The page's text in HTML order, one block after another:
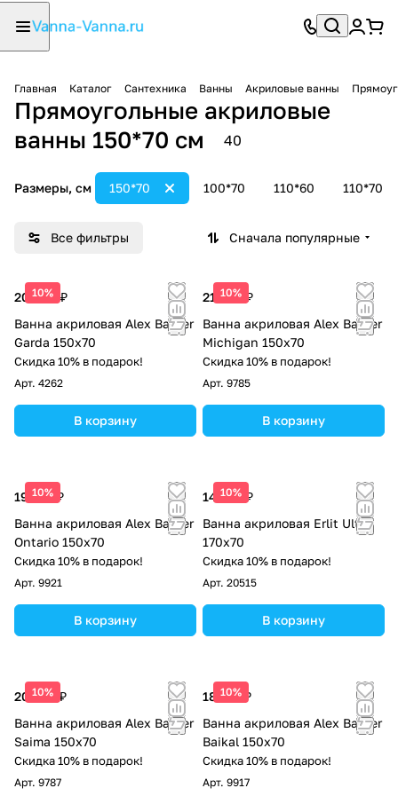
Главная Каталог Сантехника Ванны Акриловые ванны
Прямоугольные акриловые
ванны 150*70 см
40
Размеры, см 100*70 110*60 110*70
150*70
Все фильтры Сначала популярные
10%
20 868 ₽
Ванна акриловая Alex Baitler
Garda 150x70
Скидка 10% в подарок!
Арт. 4262
В корзину
10%
21 344 ₽
Ванна акриловая Alex Baitler
Michigan 150x70
Скидка 10% в подарок!
Арт. 9785
В корзину
10%
19 162 ₽
Ванна акриловая Alex Baitler
Ontario 150x70
Скидка 10% в подарок!
Арт. 9921
В корзину
10%
14 870 ₽
Ванна акриловая Erlit Ultra
170x70
Скидка 10% в подарок!
Арт. 20515
В корзину
10%
20 546 ₽
Ванна акриловая Alex Baitler
Saima 150x70
Скидка 10% в подарок!
Арт. 9787
10%
18 176 ₽
Ванна акриловая Alex Baitler
Baikal 150x70
Скидка 10% в подарок!
Арт. 9917